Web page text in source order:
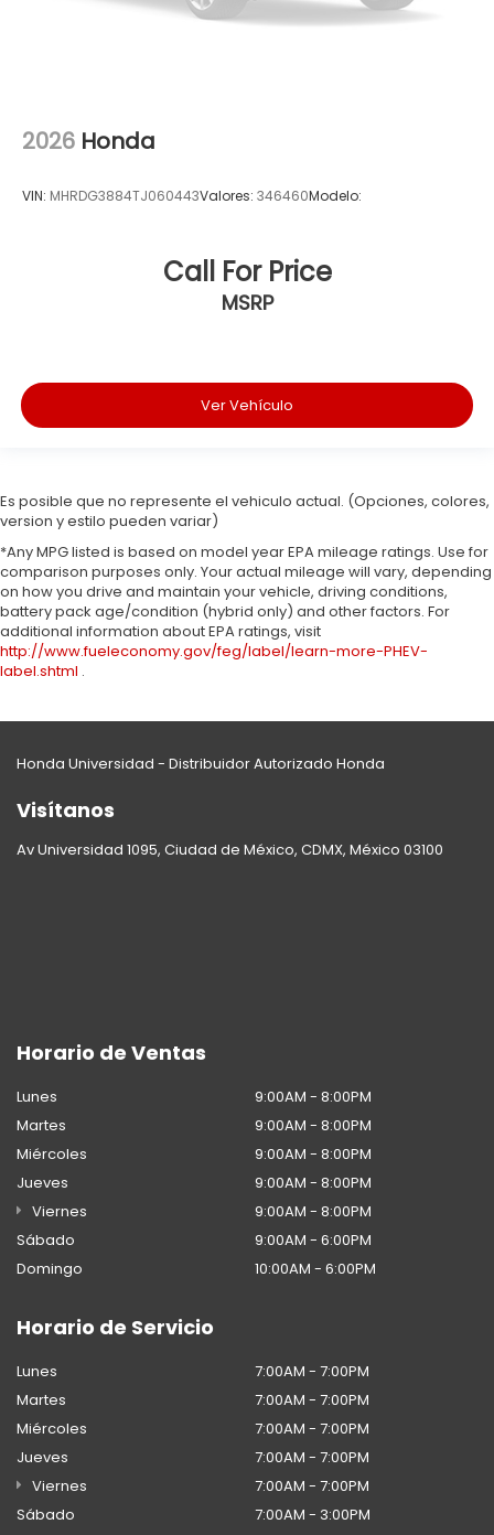
2026 Honda
VIN: MHRDG3884TJ060443Valores: 346460Modelo:
Call For Price
MSRP
Ver Vehículo
Es posible que no represente el vehiculo actual. (Opciones, colores,
version y estilo pueden variar)
*Any MPG listed is based on model year EPA mileage ratings. Use for
comparison purposes only. Your actual mileage will vary, depending
on how you drive and maintain your vehicle, driving conditions,
battery pack age/condition (hybrid only) and other factors. For
additional information about EPA ratings, visit
http://www.fueleconomy.gov/feg/label/learn-more-PHEV-
label.shtml .
Honda Universidad - Distribuidor Autorizado Honda
Visítanos
Av Universidad 1095, Ciudad de México, CDMX, México 03100
Horario de Ventas
Lunes
9:00AM - 8:00PM
Martes
9:00AM - 8:00PM
Miércoles
9:00AM - 8:00PM
Jueves
9:00AM - 8:00PM
Viernes
9:00AM - 8:00PM
Sábado
9:00AM - 6:00PM
Domingo
10:00AM - 6:00PM
Horario de Servicio
Lunes
7:00AM - 7:00PM
Martes
7:00AM - 7:00PM
Miércoles
7:00AM - 7:00PM
Jueves
7:00AM - 7:00PM
Viernes
7:00AM - 7:00PM
Sábado
7:00AM - 3:00PM